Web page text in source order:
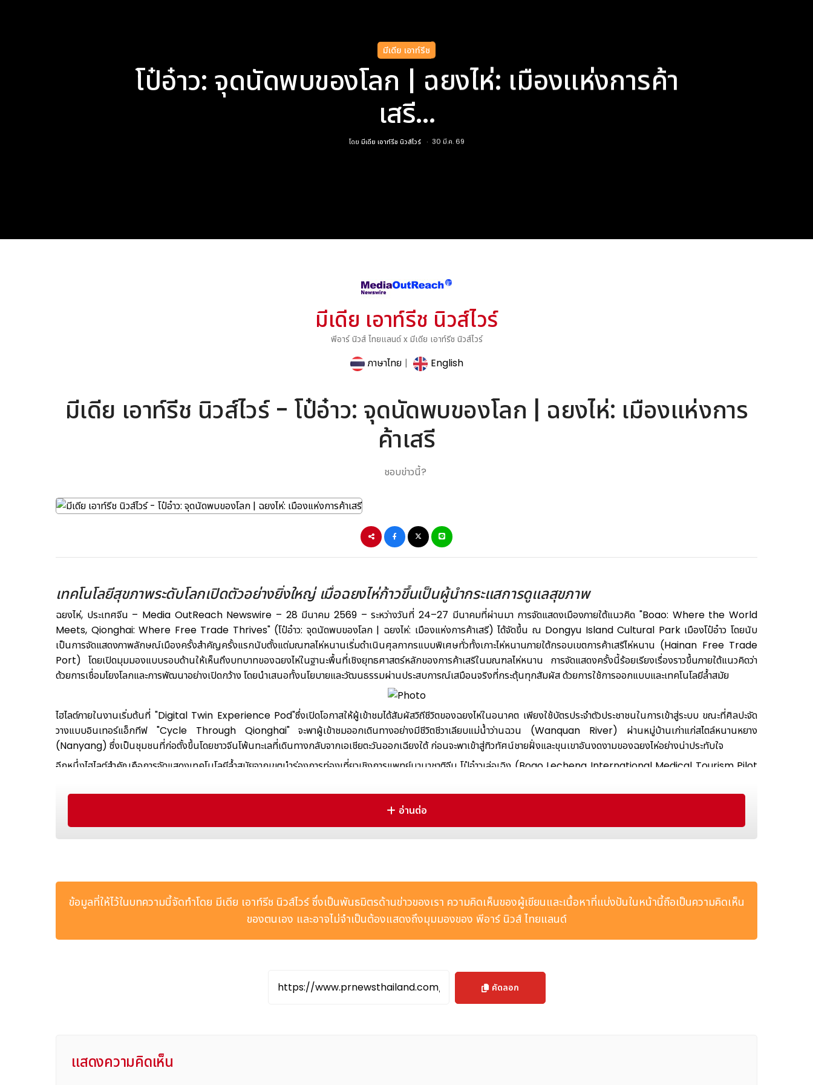
มีเดีย เอาท์รีช
โป๋อ๋าว: จุดนัดพบของโลก | ฉยงไห่: เมืองแห่งการค้า
เสรี...
โดย มีเดีย เอาท์รีช นิวส์ไวร์ 30 มี.ค. 69
มีเดีย เอาท์รีช นิวส์ไวร์
พีอาร์ นิวส์ ไทยแลนด์ x มีเดีย เอาท์รีช นิวส์ไวร์
ภาษาไทย | English
มีเดีย เอาท์รีช นิวส์ไวร์ - โป๋อ๋าว: จุดนัดพบของโลก | ฉยงไห่: เมืองแห่งการ
ค้าเสรี
ชอบข่าวนี้?
เทคโนโลยีสุขภาพระดับโลกเปิดตัวอย่างยิ่งใหญ่ เมื่อฉยงไห่ก้าวขึ้นเป็นผู้นำกระแสการดูแลสุขภาพ
ฉยงไห่, ประเทศจีน – Media OutReach Newswire – 28 มีนาคม 2569 – ระหว่างวันที่ 24–27 มีนาคมที่ผ่านมา การจัดแสดงเมืองภายใต้แนวคิด "Boao: Where the World
Meets, Qionghai: Where Free Trade Thrives" (โป๋อ๋าว: จุดนัดพบของโลก | ฉยงไห่: เมืองแห่งการค้าเสรี) ได้จัดขึ้น ณ Dongyu Island Cultural Park เมืองโป๋อ๋าว โดยนับ
เป็นการจัดแสดงภาพลักษณ์เมืองครั้งสำคัญครั้งแรกนับตั้งแต่มณฑลไห่หนานเริ่มดำเนินศุลกากรแบบพิเศษทั่วทั้งเกาะไห่หนานภายใต้กรอบเขตการค้าเสรีไห่หนาน (Hainan Free Trade
Port) โดยเปิดมุมมองแบบรอบด้านให้เห็นถึงบทบาทของฉยงไห่ในฐานะพื้นที่เชิงยุทธศาสตร์หลักของการค้าเสรีในมณฑลไห่หนาน การจัดแสดงครั้งนี้ร้อยเรียงเรื่องราวขึ้นภายใต้แนวคิดว่า
ด้วยการเชื่อมโยงโลกและการพัฒนาอย่างเปิดกว้าง โดยนำเสนอทั้งนโยบายและวัฒนธรรมผ่านประสบการณ์เสมือนจริงที่กระตุ้นทุกสัมผัส ด้วยการใช้การออกแบบและเทคโนโลยีล้ำสมัย
ไฮไลต์ภายในงานเริ่มต้นที่ "Digital Twin Experience Pod"ซึ่งเปิดโอกาสให้ผู้เข้าชมได้สัมผัสวิถีชีวิตของฉยงไห่ในอนาคต เพียงใช้บัตรประจำตัวประชาชนในการเข้าสู่ระบบ ขณะที่ศิลปะจัด
วางแบบอินเทอร์แอ็กทีฟ "Cycle Through Qionghai" จะพาผู้เข้าชมออกเดินทางอย่างมีชีวิตชีวาเลียบแม่น้ำว่านฉวน (Wanquan River) ผ่านหมู่บ้านเก่าแก่สไตล์หนานหยาง
(Nanyang) ซึ่งเป็นชุมชนที่ก่อตั้งขึ้นโดยชาวจีนโพ้นทะเลที่เดินทางกลับจากเอเชียตะวันออกเฉียงใต้ ก่อนจะพาเข้าสู่ทิวทัศน์ชายฝั่งและขุนเขาอันงดงามของฉยงไห่อย่างน่าประทับใจ
อีกหนึ่งไฮไลต์สำคัญคือการจัดแสดงเทคโนโลยีล้ำสมัยจากเขตนำร่องการท่องเที่ยวเชิงการแพทย์นานาชาติจีน โป๋อ๋าวเล่อเฉิง (Boao Lecheng International Medical Tourism Pilot
เลือด, ระบบจดจำใบหน้าสำหรับการคัดกรองทางพันธุกรรม และ อุปกรณ์สวมใส่ Ruiwatch ซึ่งล้วนสะท้อนให้เห็นอย่างชัดเจนว่า "นวัตกรรมการแพทย์ระดับโลกได้มาพบผู้ป่วยกลุ่มแรกใน
ในฐานะเขตพิเศษด้านการท่องเที่ยวเชิงการแพทย์แห่งเดียวของจีน ฉยงไห่ไม่ได้เป็นเพียงศูนย์รวมของ "นวัตกรรมทางการแพทย์ล้ำสมัย" เท่านั้น หากยังเป็นจุดหมายปลายทางแห่งการดูแล
กันอย่างสมบูรณ์
ภายหลังการเดินหน้าดำเนินงานของเขตการค้าเสรีอย่างเต็มรูปแบบ เมืองชายฝั่งแห่งนี้พร้อมเปิดรับผู้ที่รักสุขภาพจากทั่วทุกมุมโลกมาร่วมเริ่มต้นการเดินทางแห่งการฟื้นฟูร่างกายและจิตใจ
อย่างสมบูรณ์แบบ ที่ซึ่งนวัตกรรมการแพทย์อันล้ำสมัยมาบรรจบกับพลังแห่งธรรมชาติที่เปี่ยมล้นไปด้วยชีวิตชีวา ณ ฉงไห่ แห่งนี้
อ่านต่อ
ข้อมูลที่ให้ไว้ในบทความนี้จัดทำโดย มีเดีย เอาท์รีช นิวส์ไวร์ ซึ่งเป็นพันธมิตรด้านข่าวของเรา ความคิดเห็นของผู้เขียนและเนื้อหาที่แบ่งปันในหน้านี้ถือเป็นความคิดเห็น
ของตนเอง และอาจไม่จำเป็นต้องแสดงถึงมุมมองของ พีอาร์ นิวส์ ไทยแลนด์
คัดลอก
แสดงความคิดเห็น